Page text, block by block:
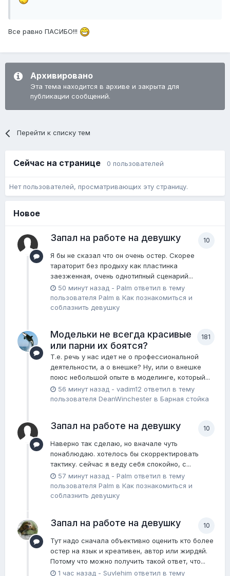
Все равно ПАСИБО!!!
Архивировано
Эта тема находится в архиве и закрыта для
публикации сообщений.
Перейти к списку тем
Сейчас на странице 0 пользователей
Нет пользователей, просматривающих эту страницу.
Новое
10
Запал на работе на девушку
Я бы не сказал что он очень остер. Скорее
тараторит без продыху как пластинка
заезженная, очень однотипный сценарий...
50 минут назад - Palm ответил в тему
пользователя Palm в Как познакомиться и
соблазнить девушку
181
Модельки не всегда красивые
или парни их боятся?
Т.е. речь у нас идет не о профессиональной
деятельности, а о внешке? Ну, или о внешке
поюс небольшой опыте в моделинге, который...
56 минут назад - vadim12 ответил в тему
пользователя DeanWinchester в Барная стойка
10
Запал на работе на девушку
Наверно так сделаю, но вначале чуть
понаблюдаю. хотелось бы скорректировать
тактику. сейчас я веду себя спокойно, с...
57 минут назад - Palm ответил в тему
пользователя Palm в Как познакомиться и
соблазнить девушку
10
Запал на работе на девушку
Тут надо сначала объективно оценить кто более
остер на язык и креативен, автор или жирдяй.
Потому что можно получить такой ответ, что...
1 час назад - Suvlehim ответил в тему